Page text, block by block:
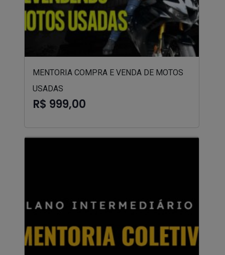
MENTORIA COMPRA E VENDA DE MOTOS
USADAS
R$ 999,00